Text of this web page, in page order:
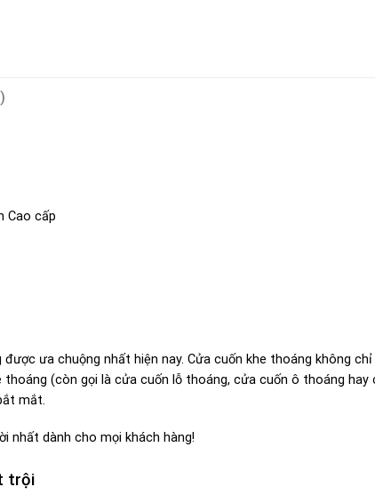
Cao cấp
ưa chuộng nhất hiện nay. Cửa cuốn khe thoáng không chỉ
(còn gọi là cửa cuốn lỗ thoáng, cửa cuốn ô thoáng hay
mắt.
nhất dành cho mọi khách hàng!
trội